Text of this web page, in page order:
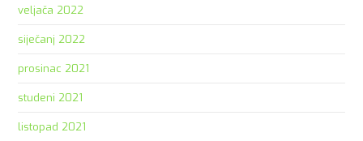
veljača 2022
siječanj 2022
prosinac 2021
studeni 2021
listopad 2021